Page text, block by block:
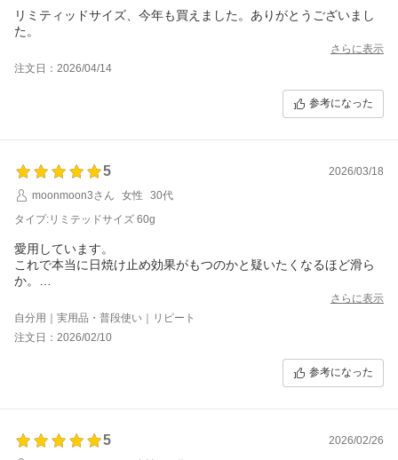
リミティッドサイズ、今年も買えました。ありがとうございまし
た。
さらに表示
注文日：2026/04/14
参考になった
5
2026/03/18
moonmoon3さん
女性
30代
タイプ:リミテッドサイズ 60g
愛用しています。
これで本当に日焼け止め効果がもつのかと疑いたくなるほど滑ら
か。
付け心地が良すぎるので、真夏や長時間外にいる日は心許ない気
がしてもっとがっつり日焼け止めなものにしていますが、普段使
いは絶対これです。特に焼けたと感じたことはありません。
さらに表示
自分用｜実用品・普段使い｜リピート
注文日：2026/02/10
参考になった
5
2026/02/26